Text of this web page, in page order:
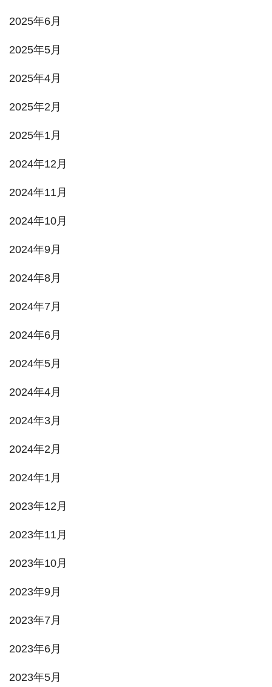
2025年6月
2025年5月
2025年4月
2025年2月
2025年1月
2024年12月
2024年11月
2024年10月
2024年9月
2024年8月
2024年7月
2024年6月
2024年5月
2024年4月
2024年3月
2024年2月
2024年1月
2023年12月
2023年11月
2023年10月
2023年9月
2023年7月
2023年6月
2023年5月